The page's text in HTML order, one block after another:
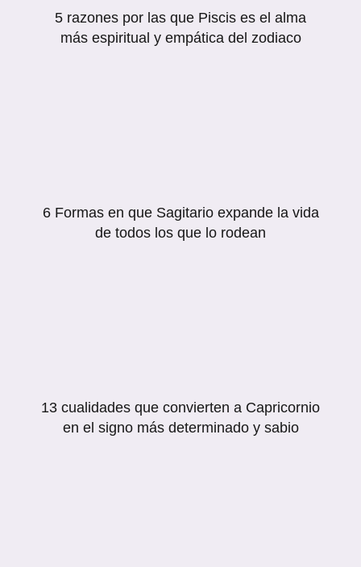
5 razones por las que Piscis es el alma
más espiritual y empática del zodiaco
6 Formas en que Sagitario expande la vida
de todos los que lo rodean
13 cualidades que convierten a Capricornio
en el signo más determinado y sabio